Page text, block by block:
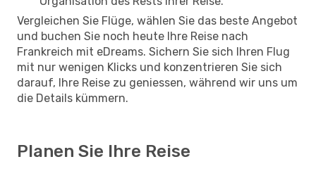
Vergleichen Sie Flüge, wählen Sie das beste Angebot
und buchen Sie noch heute Ihre Reise nach
Frankreich mit eDreams. Sichern Sie sich Ihren Flug
mit nur wenigen Klicks und konzentrieren Sie sich
darauf, Ihre Reise zu geniessen, während wir uns um
die Details kümmern.
Planen Sie Ihre Reise